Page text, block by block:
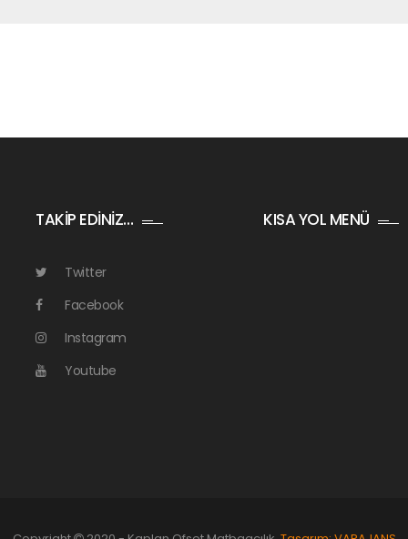
TAKİP EDİNİZ…
Twitter
Facebook
Instagram
Youtube
KISA YOL MENÜ